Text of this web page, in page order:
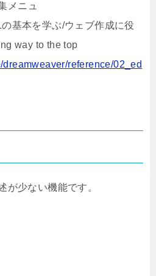
メニュ
基本を学ぶ/ウェブ作成に役
way to the top
reference/02_ed
が少ない機能です。